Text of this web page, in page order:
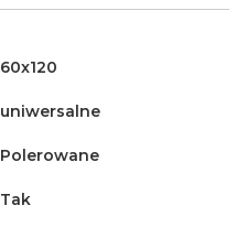
60x120
uniwersalne
Polerowane
Tak